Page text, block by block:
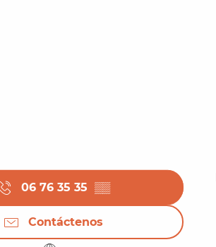
06 76 35 35 ▒▒
Contáctenos